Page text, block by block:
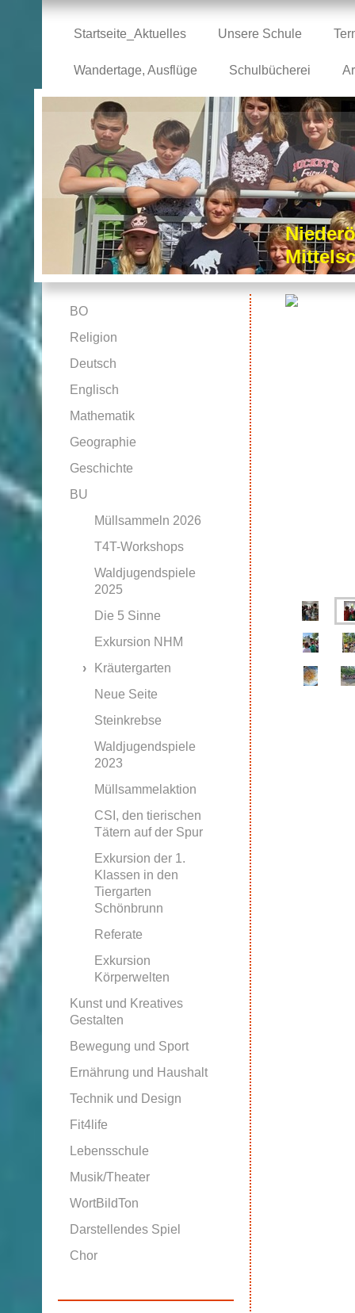
Startseite_Aktuelles Unsere Schule
Wandertage, Ausflüge Schulbücherei
BO
Religion
Deutsch
Englisch
Mathematik
Geographie
Geschichte
BU
Müllsammeln 2026
T4T-Workshops
Waldjugendspiele
2025
Die 5 Sinne
Exkursion NHM
Kräutergarten
Neue Seite
Steinkrebse
Waldjugendspiele
2023
Müllsammelaktion
CSI, den tierischen
Tätern auf der Spur
Exkursion der 1.
Klassen in den
Tiergarten
Schönbrunn
Referate
Exkursion
Körperwelten
Kunst und Kreatives
Gestalten
Bewegung und Sport
Ernährung und Haushalt
Technik und Design
Fit4life
Lebensschule
Musik/Theater
WortBildTon
Darstellendes Spiel
Chor